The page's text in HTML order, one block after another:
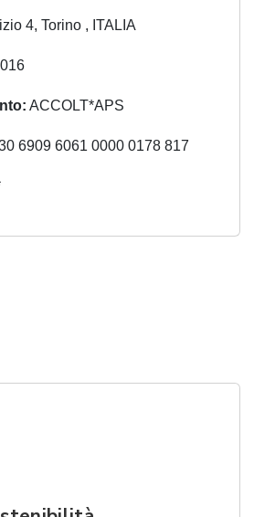
4, Torino , ITALIA
ACCOLT*APS
6909 6061 0000 0178 817